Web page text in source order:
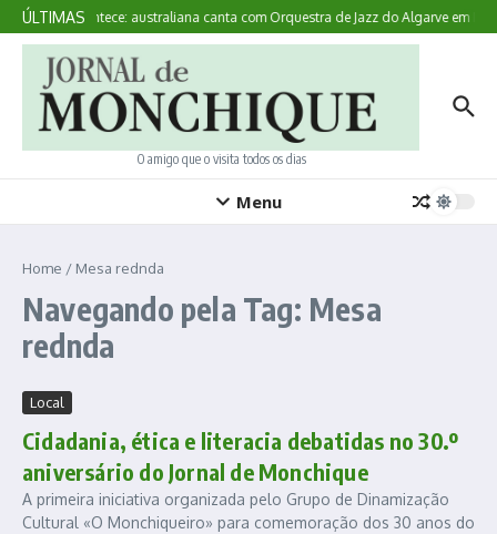
Ir para o conteúdo
ÚLTIMAS
Aqui Acontece: australiana canta com Orquestra de Jazz do Algarve em
O amigo que o visita todos os dias
Menu
Home / Mesa rednda
Navegando pela Tag: Mesa
rednda
Local
Cidadania, ética e literacia debatidas no 30.º
aniversário do Jornal de Monchique
A primeira iniciativa organizada pelo Grupo de Dinamização
Cultural «O Monchiqueiro» para comemoração dos 30 anos do